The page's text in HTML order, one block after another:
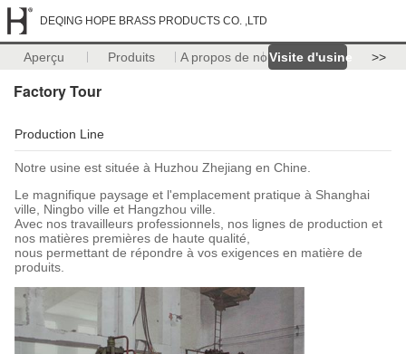
DEQING HOPE BRASS PRODUCTS CO. ,LTD
Aperçu Produits A propos de nousVisite d'usine >>
Factory Tour
Production Line
Notre usine est située à Huzhou Zhejiang en Chine.
Le magnifique paysage et l'emplacement pratique à Shanghai
ville, Ningbo ville et Hangzhou ville.
Avec nos travailleurs professionnels, nos lignes de production et
nos matières premières de haute qualité,
nous permettant de répondre à vos exigences en matière de
produits.